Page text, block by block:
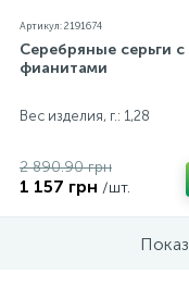
Артикул: 2191674
Серебряные серьги с
фианитами
Вес изделия, г.: 1,28
2 890.90 грн
1 157 грн /шт.